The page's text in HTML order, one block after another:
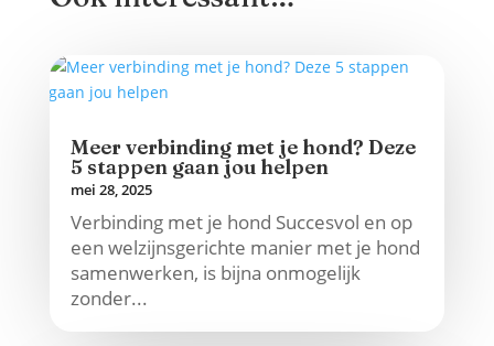
Meer verbinding met je hond? Deze
5 stappen gaan jou helpen
mei 28, 2025
Verbinding met je hond Succesvol en op
een welzijnsgerichte manier met je hond
samenwerken, is bijna onmogelijk
zonder...